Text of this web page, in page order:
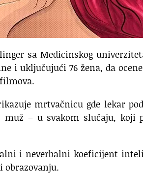
sa Medicinskog
i uključujući 76 žena, da
mrtvačnicu gde lekar
muž – u svakom slučaju, koji
i neverbalni koeficijent
obrazovanju.